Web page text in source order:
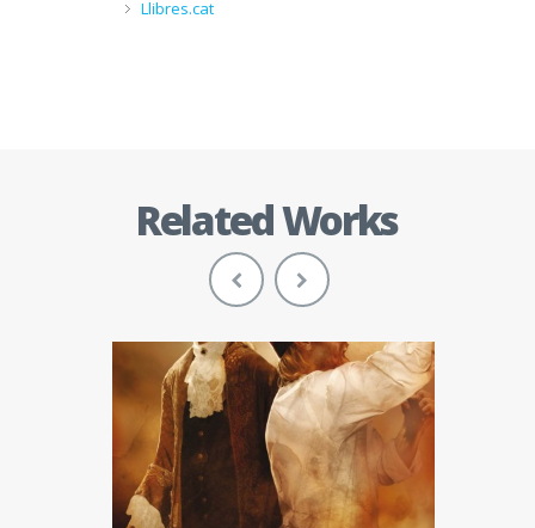
Llibres.cat
Related Works